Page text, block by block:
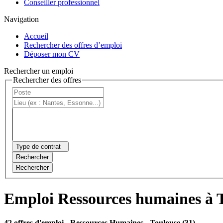
Conseiller professionnel
Navigation
Accueil
Rechercher des offres d’emploi
Déposer mon CV
Rechercher un emploi
Rechercher des offres
Type de contrat
Rechercher
Rechercher
Emploi Ressources humaines à